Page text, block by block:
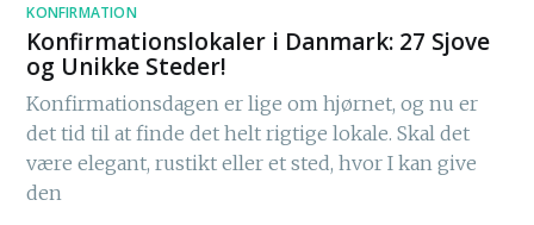
KONFIRMATION
Konfirmationslokaler i Danmark: 27 Sjove
og Unikke Steder!
Konfirmationsdagen er lige om hjørnet, og nu er
det tid til at finde det helt rigtige lokale. Skal det
være elegant, rustikt eller et sted, hvor I kan give
den